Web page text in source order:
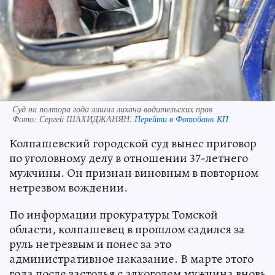
Суд на полтора года лишил лихача водительских прав
Фото: Сергей ШАХИДЖАНЯН. Перейти в Фотобанк КП
Колпашевский городской суд вынес приговор
по уголовному делу в отношении 37-летнего
мужчины. Он признан виновным в повторном
нетрезвом вождении.
По информации прокуратуры Томской
области, колпашевец в прошлом садился за
руль нетрезвым и понес за это
административное наказание. В марте этого